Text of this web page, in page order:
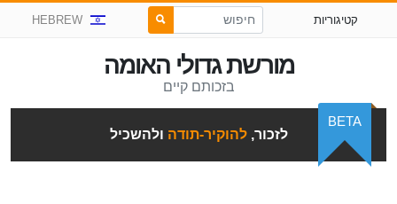
קטיגוריות HEBREW
מורשת גדולי האומה
בזכותם קיים
לזכור,להוקיר-תודה ולהשכיל
BETA